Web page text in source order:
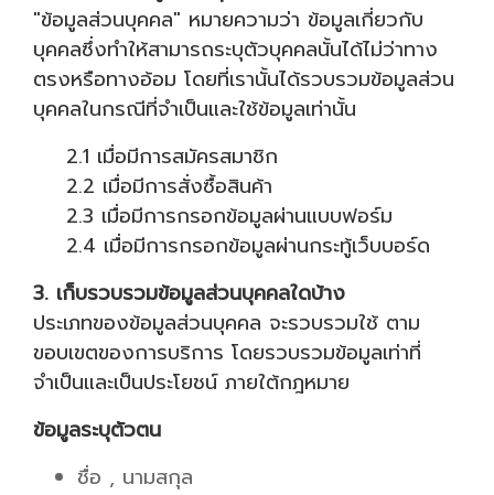
"ข้อมูลส่วนบุคคล" หมายความว่า ข้อมูลเกี่ยวกับ
บุคคลซึ่งทำให้สามารถระบุตัวบุคคลนั้นได้ไม่ว่าทาง
ตรงหรือทางอ้อม โดยที่เรานั้นได้รวบรวมข้อมูลส่วน
บุคคลในกรณีที่จำเป็นและใช้ข้อมูลเท่านั้น
2.1 เมื่อมีการสมัครสมาชิก
2.2 เมื่อมีการสั่งซื้อสินค้า
2.3 เมื่อมีการกรอกข้อมูลผ่านแบบฟอร์ม
2.4 เมื่อมีการกรอกข้อมูลผ่านกระทู้เว็บบอร์ด
3. เก็บรวบรวมข้อมูลส่วนบุคคลใดบ้าง
ประเภทของข้อมูลส่วนบุคคล จะรวบรวมใช้ ตาม
ขอบเขตของการบริการ โดยรวบรวมข้อมูลเท่าที่
จำเป็นและเป็นประโยชน์ ภายใต้กฎหมาย
ข้อมูลระบุตัวตน
ชื่อ , นามสกุล